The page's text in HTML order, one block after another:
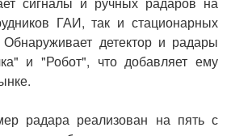
ГАИ, так и стационарных
Обнаруживает детектор и радары
и "Робот", что добавляет ему
радара реализован на пять с